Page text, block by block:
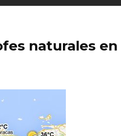
naturales en